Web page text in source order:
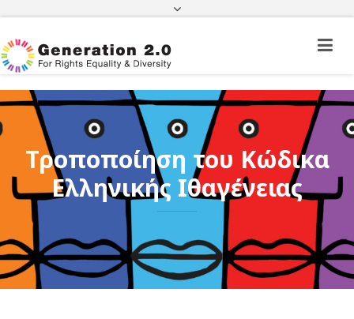
Πορεία Φακέλου Πολίτη Τρίτης Χώρας
Πορεία Φακέλου Ιθαγένειας
e-paravolo
FacebookTwitter Instagram
Linkedin
Τροποποίηση του Κώδικα
Ελληνικής Ιθαγένειας